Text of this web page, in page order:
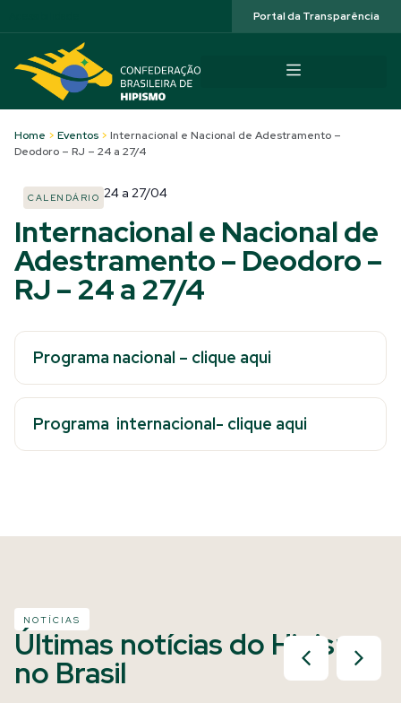
Portal da Transparência
Home > Eventos > Internacional e Nacional de Adestramento –
Deodoro – RJ – 24 a 27/4
CALENDÁRIO 24 a 27/04
Internacional e Nacional de
Adestramento – Deodoro –
RJ – 24 a 27/4
Programa nacional – clique aqui
Programa internacional- clique aqui
NOTÍCIAS
Últimas notícias do Hipismo
no Brasil